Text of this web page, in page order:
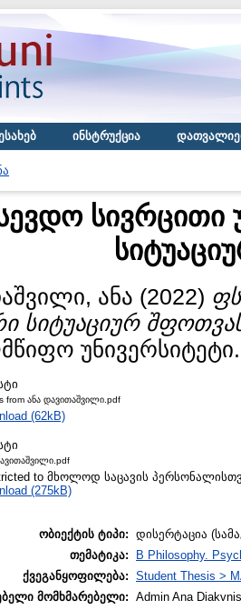
ინსტრუქცია
სივრცითი
ანა (2022)
სიტუაციურ
უნივერსიტეტი.
from ანა დავითაშვილი.pdf
(62kB)
to მხოლოდ საცავის
(275kB)
ობიექტის ტიპი: დისერტაცია
თემატიკა:
B Philosophy.
ქვეგანყოფილება: Student Thesis >
მომხმარებელი: Admin Ana